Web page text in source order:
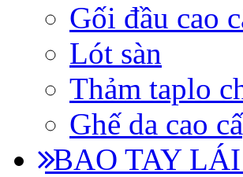
Gối đầu cao
Lót sàn
Thảm taplo
Ghế da cao
BAO TAY